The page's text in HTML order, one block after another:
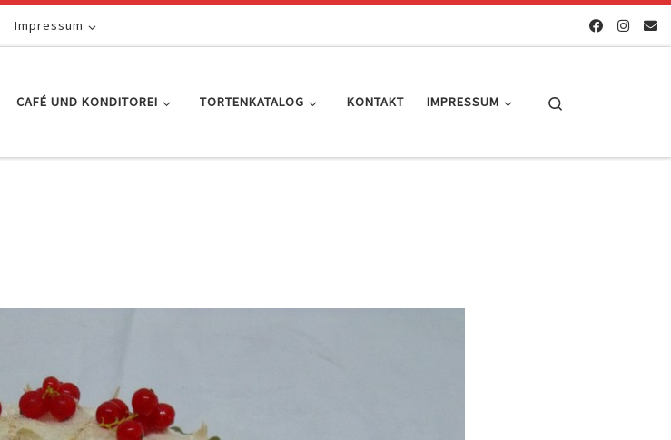
Impressum
CAFÉ UND KONDITOREI TORTENKATALOG KONTAKT IMPRESSUM